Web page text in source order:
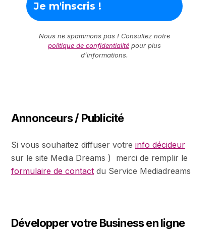
Nous ne spammons pas ! Consultez notre
politique de confidentialité pour plus
d’informations.
Annonceurs / Publicité
Si vous souhaitez diffuser votre info décideur
sur le site Media Dreams ) merci de remplir le
formulaire de contact du Service Mediadreams
Développer votre Business en ligne